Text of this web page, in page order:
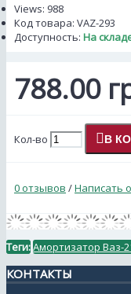
Views: 988
Код товара: VAZ-293
Доступность: На
788.00
Кол-во В
0 отзывов /Написать
Теги:Амортизатор Ваз-
КОНТАКТЫ